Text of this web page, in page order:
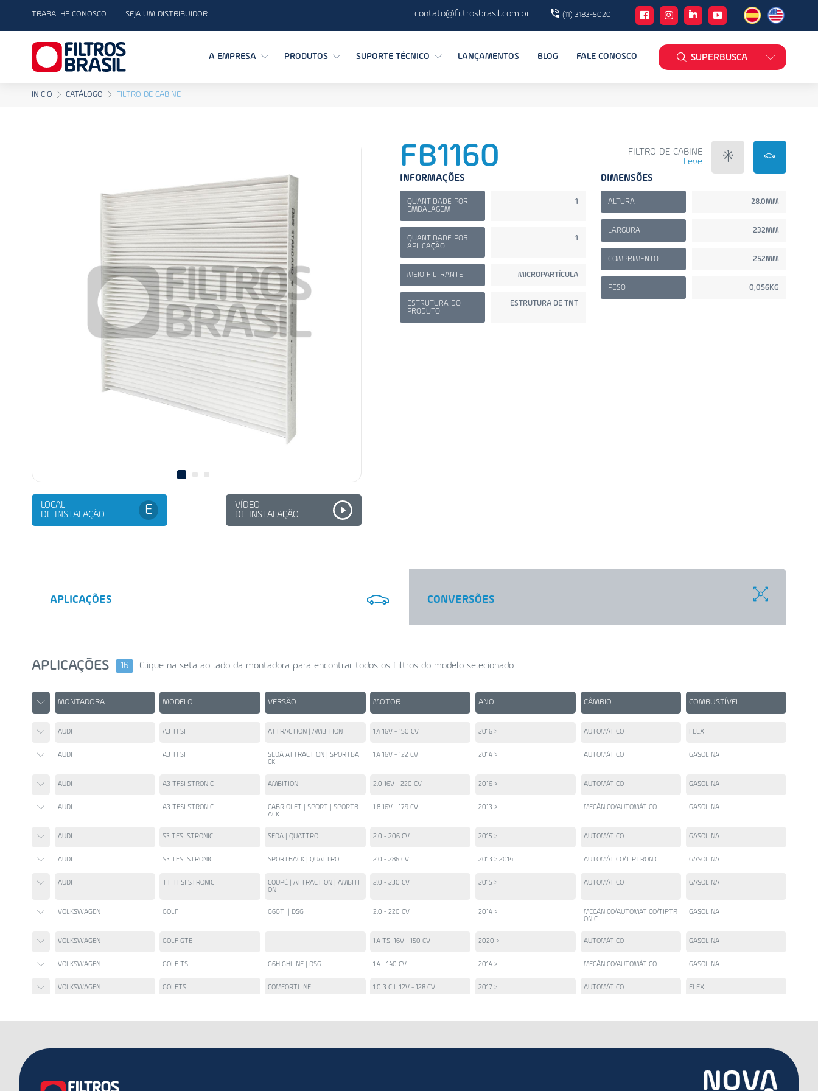
TRABALHE CONOSCO SEJA UM DISTRIBUIDOR contato@filtrosbrasil.com.br (11) 3183-5020
A EMPRESA PRODUTOS SUPORTE TÉCNICO LANÇAMENTOS BLOG FALE CONOSCO SUPERBUSCA
INICIO CATÁLOGO FILTRO DE CABINE
LOCAL
DE INSTALAÇÃO
E
VÍDEO
DE INSTALAÇÃO
FB1160
FILTRO DE CABINE
Leve
INFORMAÇÕES
QUANTIDADE POR
EMBALAGEM
1
QUANTIDADE POR
APLICAÇÃO
1
MEIO FILTRANTE MICROPARTÍCULA
ESTRUTURA DO
PRODUTO
ESTRUTURA DE TNT
DIMENSÕES
ALTURA 28.0MM
LARGURA 232MM
COMPRIMENTO 252MM
PESO 0,056KG
APLICAÇÕES CONVERSÕES
APLICAÇÕES 16 Clique na seta ao lado da montadora para encontrar todos os Filtros do modelo selecionado
MONTADORA MODELO VERSÃO MOTOR ANO CÂMBIO COMBUSTÍVEL
AUDI A3 TFSI ATTRACTION | AMBITION 1.4 16V - 150 CV 2016 > AUTOMÁTICO FLEX
AUDI A3 TFSI
SEDÃ ATTRACTION | SPORTBA
CK
1.4 16V - 122 CV 2014 > AUTOMÁTICO GASOLINA
AUDI A3 TFSI STRONIC AMBITION 2.0 16V - 220 CV 2016 > AUTOMÁTICO GASOLINA
AUDI A3 TFSI STRONIC
CABRIOLET | SPORT | SPORTB
ACK
1.8 16V - 179 CV 2013 > MECÂNICO/AUTOMÁTICO GASOLINA
AUDI S3 TFSI STRONIC SEDA | QUATTRO 2.0 - 206 CV 2015 > AUTOMÁTICO GASOLINA
AUDI S3 TFSI STRONIC SPORTBACK | QUATTRO 2.0 - 286 CV 2013 > 2014 AUTOMÁTICO/TIPTRONIC GASOLINA
AUDI TT TFSI STRONIC
COUPÉ | ATTRACTION | AMBITI
ON
2.0 - 230 CV 2015 > AUTOMÁTICO GASOLINA
VOLKSWAGEN GOLF G6GTI | DSG 2.0 - 220 CV 2014 >
MECÂNICO/AUTOMÁTICO/TIPTR
ONIC
GASOLINA
VOLKSWAGEN GOLF GTE 1.4 TSI 16V - 150 CV 2020 > AUTOMÁTICO GASOLINA
VOLKSWAGEN GOLF TSI G6HIGHLINE | DSG 1.4 - 140 CV 2014 > MECÂNICO/AUTOMÁTICO GASOLINA
VOLKSWAGEN GOLFTSI COMFORTLINE 1.0 3 CIL 12V - 128 CV 2017 > AUTOMÁTICO FLEX
VOLKSWAGEN GASOLINA